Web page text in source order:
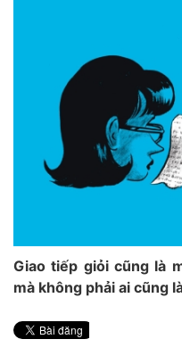
Giao tiếp giỏi cũng là
mà không phải ai cũng